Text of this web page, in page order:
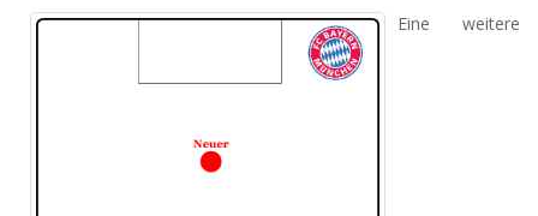
Eine weitere